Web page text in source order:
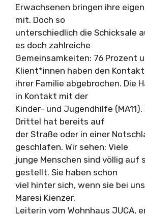
Erwachsenen bringen ihre
mit. Doch so
unterschiedlich die Schicksale
es doch zahlreiche
Gemeinsamkeiten: 76 Prozent
Klient*innen haben den
ihrer Familie abgebrochen. Die
in Kontakt mit der
Kinder- und Jugendhilfe (MA11).
Drittel hat bereits auf
der Straße oder in einer
geschlafen. Wir sehen: Viele
junge Menschen sind völlig auf
gestellt. Sie haben schon
viel hinter sich, wenn sie bei
Maresi Kienzer,
Leiterin vom Wohnhaus JUCA,